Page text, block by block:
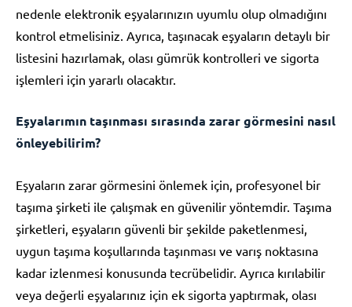
nedenle elektronik eşyalarınızın uyumlu olup olmadığını
kontrol etmelisiniz. Ayrıca, taşınacak eşyaların detaylı bir
listesini hazırlamak, olası gümrük kontrolleri ve sigorta
işlemleri için yararlı olacaktır.
Eşyalarımın taşınması sırasında zarar görmesini nasıl
önleyebilirim?
Eşyaların zarar görmesini önlemek için, profesyonel bir
taşıma şirketi ile çalışmak en güvenilir yöntemdir. Taşıma
şirketleri, eşyaların güvenli bir şekilde paketlenmesi,
uygun taşıma koşullarında taşınması ve varış noktasına
kadar izlenmesi konusunda tecrübelidir. Ayrıca kırılabilir
veya değerli eşyalarınız için ek sigorta yaptırmak, olası